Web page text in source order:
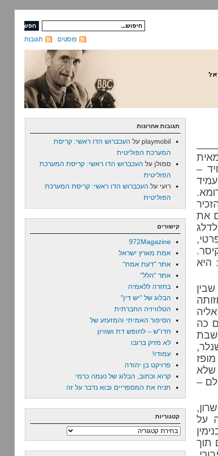
תגובות פוסטים
–
את
היא
כה
שלא
–
על
שרים תוך
תגובות אחרונות
playmobil על העכברוש הדו ראשי: קריסת
המערכת הפוליטית
סמולן על העכברוש הדו ראשי: קריסת המערכת
הפוליטית
רועי על העכברוש הדו ראשי: קריסת המערכת
הפוליטית
קישורים
972Magazine
אמת מארץ ישראל
אתר "דעת אמת"
אתר "הלל"
בחזרה ללאמיה
הבלוג של "יש דין"
הטלוויזיה החברתית
הסיפור האמיתי והמזעזע של
חדו"ש – לחופש דת ושוויון
לא מזיק ברובו
עמודו!
פרויקט בן יהודה
קרוא וכתוב, הבלוג של נעמה כרמי
תניח את המספריים ובוא נדבר על זה
קטגוריות
קטגוריות